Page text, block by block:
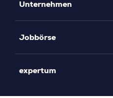
Unternehmen
Jobbörse
expertum